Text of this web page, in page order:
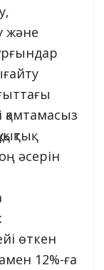
және
қамтамасыз
әсерін
өткен
12%-ға